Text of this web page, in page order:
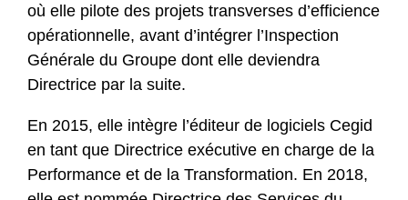
où elle pilote des projets transverses d’efficience
opérationnelle, avant d’intégrer l’Inspection
Générale du Groupe dont elle deviendra
Directrice par la suite.
En 2015, elle intègre l’éditeur de logiciels Cegid
en tant que Directrice exécutive en charge de la
Performance et de la Transformation. En 2018,